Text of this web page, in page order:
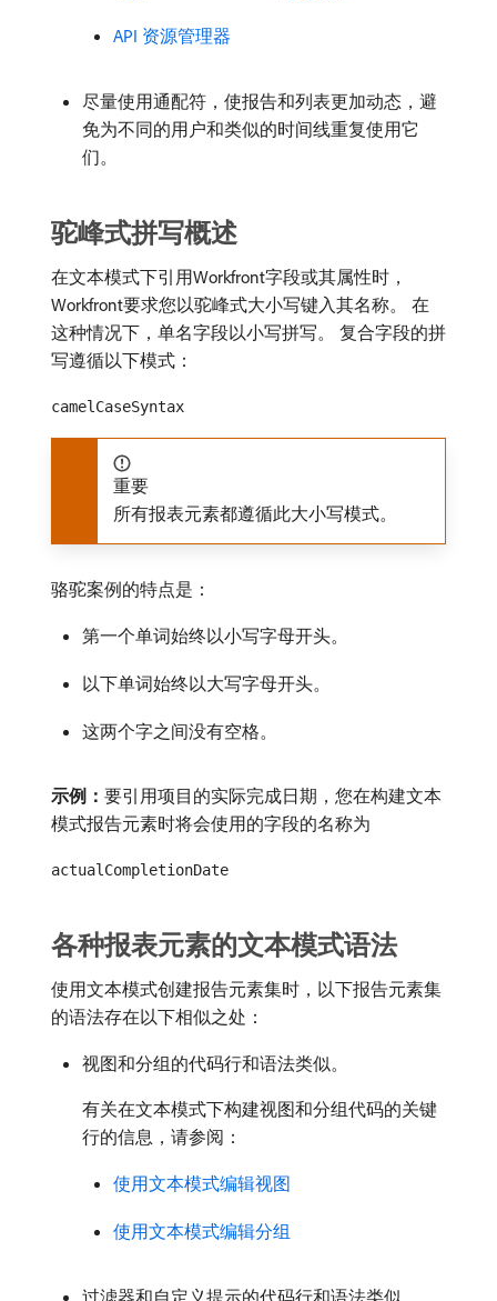
API 资源管理器
尽量使用通配符，使报告和列表更加动态，避
免为不同的用户和类似的时间线重复使用它
们。
驼峰式拼写概述
在文本模式下引用Workfront字段或其属性时，
Workfront要求您以驼峰式大小写键入其名称。 在
这种情况下，单名字段以小写拼写。 复合字段的拼
写遵循以下模式：
camelCaseSyntax
重要
所有报表元素都遵循此大小写模式。
骆驼案例的特点是：
第一个单词始终以小写字母开头。
以下单词始终以大写字母开头。
这两个字之间没有空格。
示例： ​要引用项目的实际完成日期，您在构建文本
模式报告元素时将会使用的字段的名称为
actualCompletionDate
各种报表元素的文本模式语法
使用文本模式创建报告元素集时，以下报告元素集
的语法存在以下相似之处：
视图和分组的代码行和语法类似。
有关在文本模式下构建视图和分组代码的关键
行的信息，请参阅：
使用文本模式编辑视图
使用文本模式编辑分组
过滤器和自定义提示的代码行和语法类似。